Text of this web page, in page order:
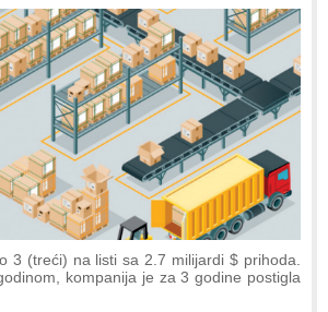
3 (treći) na listi sa 2.7 milijardi $ prihoda.
kompanija je za 3 godine postigla